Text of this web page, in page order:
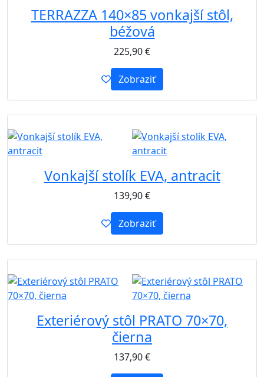
TERRAZZA 140×85 vonkajší stôl,
béžová
225,90€
Zobraziť
Vonkajší stolík EVA, antracit
139,90€
Zobraziť
Exteriérový stôl PRATO 70×70,
čierna
137,90€